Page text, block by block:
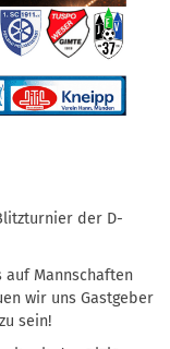
der D-
auf Mannschaften
wir uns Gastgeber
sein!